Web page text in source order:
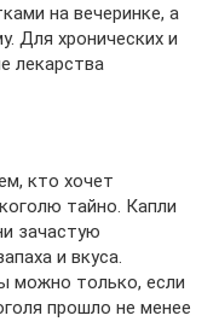
на вечеринке, а
Для хронических и
лекарства
кто хочет
тайно. Капли
зачастую
и вкуса.
можно только, если
прошло не менее